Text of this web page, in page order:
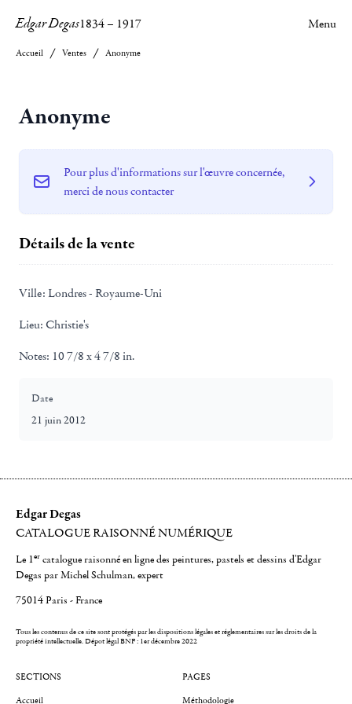
Edgar Degas1834– 1917 Menu
Accueil Ventes Anonyme
Anonyme
Pour plus d'informations sur l'œuvre concernée,
merci de nous contacter
Détails de la vente
Ville: Londres - Royaume-Uni
Lieu: Christie's
Notes: 10 7/8 x 4 7/8 in.
Date
21 juin 2012
Edgar Degas
CATALOGUE RAISONNÉ NUMÉRIQUE
Le 1er catalogue raisonné en ligne des peintures, pastels et dessins d'Edgar
Degas par Michel Schulman, expert
75014 Paris - France
Tous les contenus de ce site sont protégés par les dispositions légales et réglementaires sur les droits de la
propriété intellectuelle.Dépot légal BNF : 1er décembre 2022
SECTIONS
Accueil
PAGES
Méthodologie